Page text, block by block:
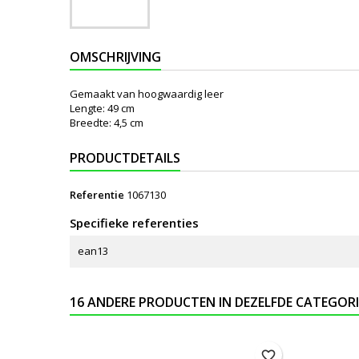
OMSCHRIJVING
Gemaakt van hoogwaardig leer
Lengte: 49 cm
Breedte: 4,5 cm
PRODUCTDETAILS
Referentie 1067130
Specifieke referenties
ean13
16 ANDERE PRODUCTEN IN DEZELFDE
favorite_border